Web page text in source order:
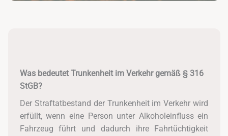
Was bedeutet Trunkenheit im Verkehr gemäß § 316
StGB?
Der Straftatbestand der Trunkenheit im Verkehr wird
erfüllt, wenn eine Person unter Alkoholeinfluss ein
Fahrzeug führt und dadurch ihre Fahrtüchtigkeit